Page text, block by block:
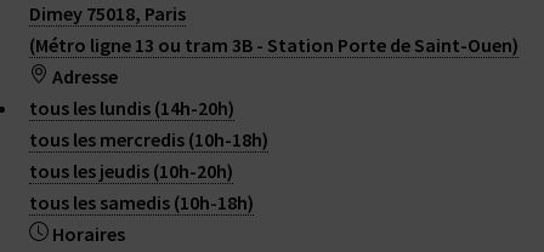
2015 - 2026 ANTANAK
Plan du site|Contact|RSS 2.0
Dimey 75018, Paris
(Métro ligne 13 ou tram 3B - Station Porte de Saint-Ouen)
Adresse
tous les lundis (14h-20h)
tous les mercredis (10h-18h)
tous les jeudis (10h-20h)
tous les samedis (10h-18h)
Horaires